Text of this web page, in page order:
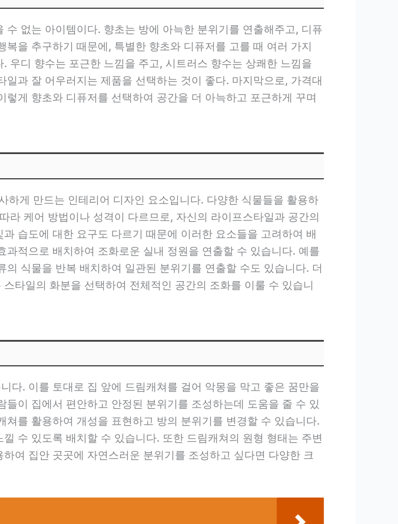
없는 아이템이다. 향초는 방에 아늑한 분위기를 연출해주고, 디퓨
을 추구하기 때문에, 특별한 향초와 디퓨저를 고를 때 여러 가지
우디 향수는 포근한 느낌을 주고, 시트러스 향수는 상쾌한 느낌을
과 잘 어우러지는 제품을 선택하는 것이 좋다. 마지막으로, 가격대
게 향초와 디퓨저를 선택하여 공간을 더 아늑하고 포근하게 꾸며
게 만드는 인테리어 디자인 요소입니다. 다양한 식물들을 활용하
케어 방법이나 성격이 다르므로, 자신의 라이프스타일과 공간의
습도에 대한 요구도 다르기 때문에 이러한 요소들을 고려하여 배
적으로 배치하여 조화로운 실내 정원을 연출할 수 있습니다. 예를
식물을 반복 배치하여 일관된 분위기를 연출할 수도 있습니다. 더
타일의 화분을 선택하여 전체적인 공간의 조화를 이룰 수 있습니
다. 이를 토대로 집 앞에 드림캐쳐를 걸어 악몽을 막고 좋은 꿈만을
이 집에서 편안하고 안정된 분위기를 조성하는데 도움을 줄 수 있
를 활용하여 개성을 표현하고 방의 분위기를 변경할 수 있습니다.
수 있도록 배치할 수 있습니다. 또한 드림캐쳐의 원형 형태는 주변
여 집안 곳곳에 자연스러운 분위기를 조성하고 싶다면 다양한 크